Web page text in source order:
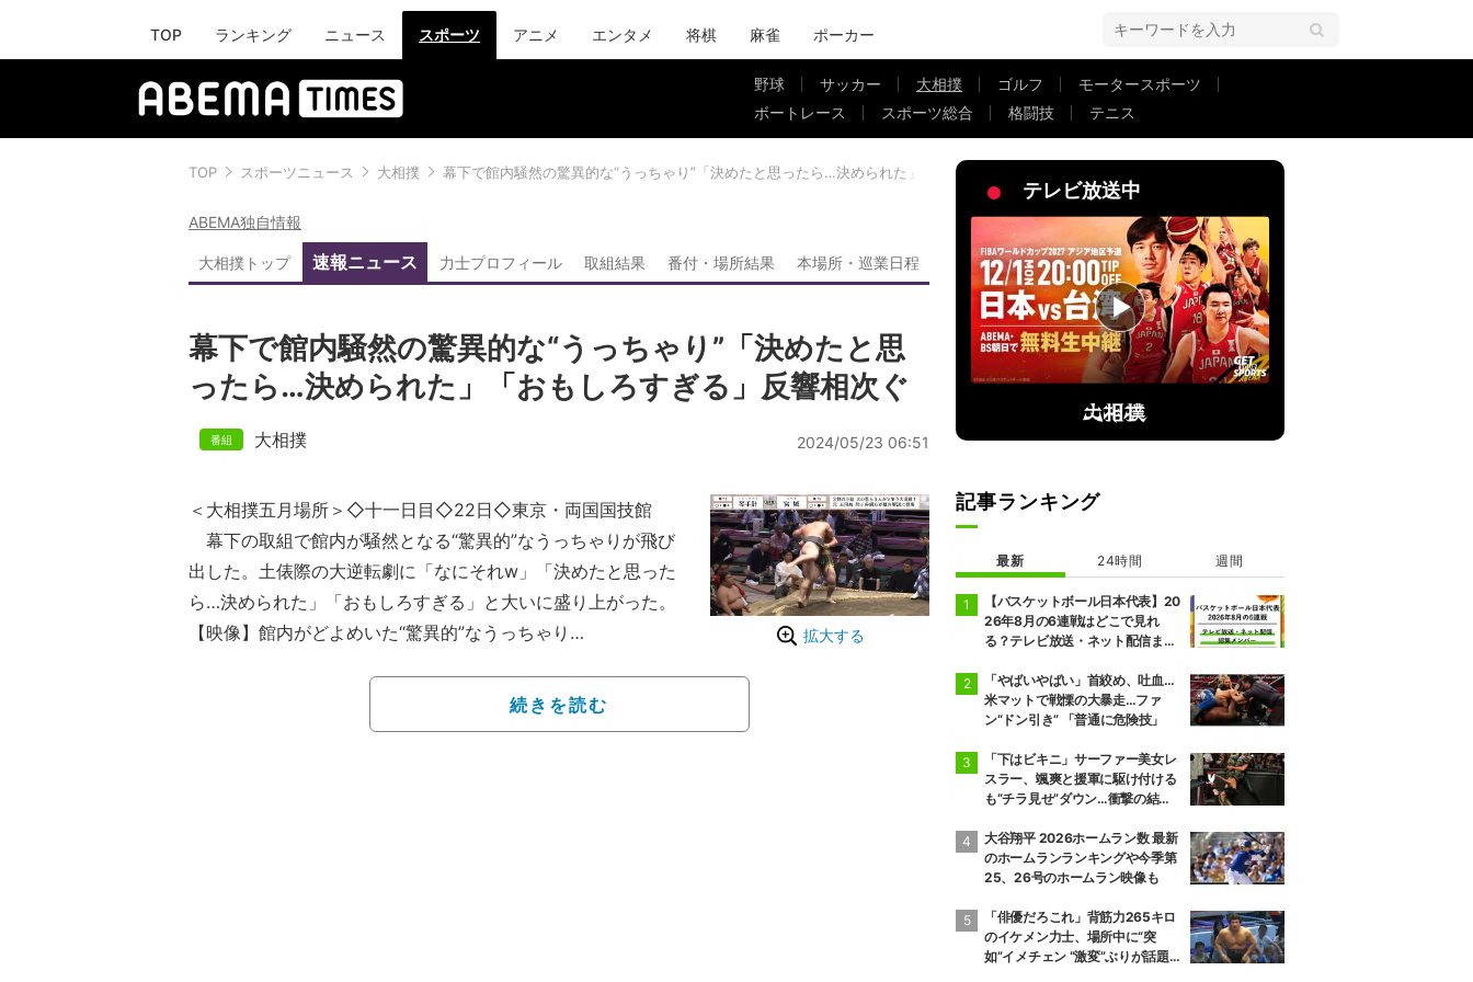
TOP ランキング ニュース スポーツ アニメ エンタメ 将棋 麻雀 ポーカー
野球 サッカー 大相撲 ゴルフ
モータースポーツ
ボートレース
スポーツ総合 格闘技 テニス
TOP スポーツニュース 大相撲 幕下で館内騒然の驚異的な“うっちゃり”「決めたと思ったら…決められた」「おもしろすぎる」反響相次ぐ
ABEMA独自情報
大相撲トップ 速報ニュース 力士プロフィール 取組結果 番付・場所結果 本場所・巡業日程
幕下で館内騒然の驚異的な“うっちゃり”「決めたと思
ったら…決められた」「おもしろすぎる」反響相次ぐ
大相撲 2024/05/23 06:51
拡大する
＜大相撲五月場所＞◇十一日目◇22日◇東京・両国国技館
幕下の取組で館内が騒然となる“驚異的”なうっちゃりが飛び
出した。土俵際の大逆転劇に「なにそれw」「決めたと思った
ら…決められた」「おもしろすぎる」と大いに盛り上がった。
【映像】館内がどよめいた“驚異的”なうっちゃり
ヶ嶽）の一番。身長171.3センチ・体重110.1キロの小兵・宮城が
十一日目に対戦したのは、身長183.7センチ・体重128.3キロと
続きを読む
テレビ放送中
記事ランキング
最新 24時間 週間
【バスケットボール日本代表】20
26年8月の6連戦はどこで見れ
る？テレビ放送・ネット配信まと
「やばいやばい」首絞め、吐血…
米マットで戦慄の大暴走…ファ
ン“ドン引き” 「普通に危険技」
「下はビキニ」サーファー美女レ
スラー、颯爽と援軍に駆け付ける
も“チラ見せ”ダウン…衝撃の結末
大谷翔平 2026ホームラン数 最新
のホームランランキングや今季第
25、26号のホームラン映像も
「俳優だろこれ」背筋力265キロ
のイケメン力士、場所中に“突
如”イメチェン “激変”ぶりが話題